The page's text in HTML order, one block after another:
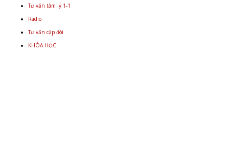
Tư vấn tâm lý 1-1
Radio
Tư vấn cặp đôi
KHÓA HỌC